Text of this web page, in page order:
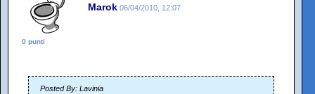
Marok 06/04/2010, 12:07
0 punti
Posted By: Lavinia